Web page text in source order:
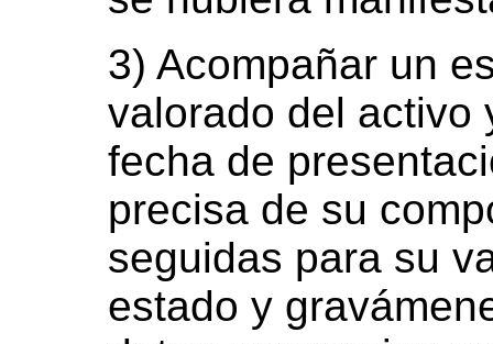
3) Acompañar un
valorado del activo
fecha de
precisa de su
seguidas para su
estado y